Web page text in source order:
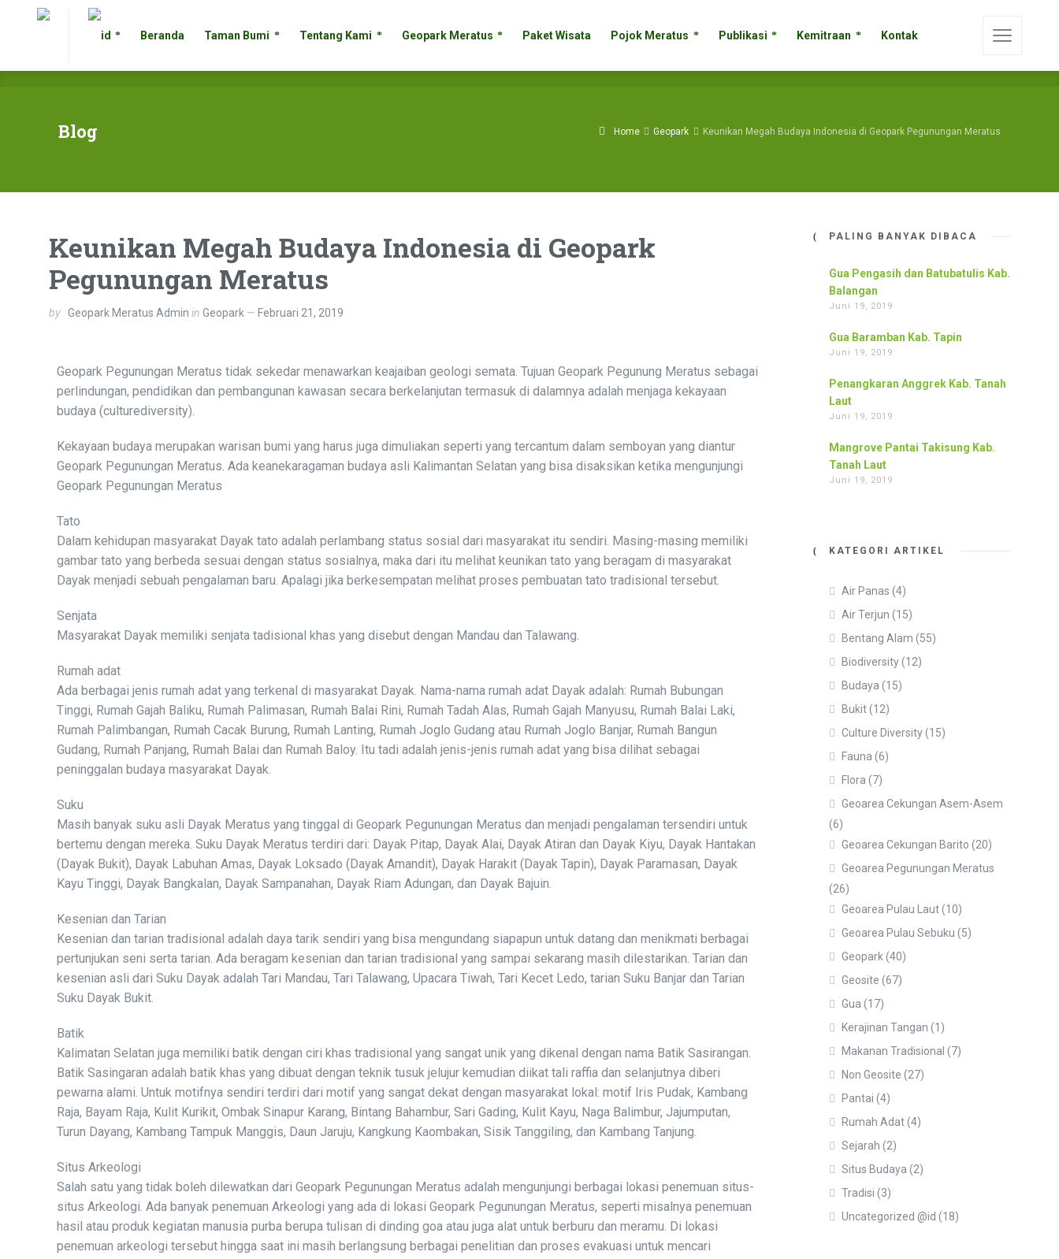
Beranda Taman Bumi Tentang Kami Geopark Meratus Paket Wisata Pojok Meratus Publikasi Kemitraan Kontak
Blog Home Geopark Keunikan Megah Budaya Indonesia di Geopark Pegunungan Meratus
Keunikan Megah Budaya Indonesia di Geopark
Pegunungan Meratus
by Geopark Meratus Admin in Geopark Februari 21, 2019
Geopark Pegunungan Meratus tidak sekedar menawarkan keajaiban geologi semata. Tujuan Geopark Pegunung Meratus sebagai
perlindungan, pendidikan dan pembangunan kawasan secara berkelanjutan termasuk di dalamnya adalah menjaga kekayaan
budaya (culturediversity).
Kekayaan budaya merupakan warisan bumi yang harus juga dimuliakan seperti yang tercantum dalam semboyan yang diantur
Geopark Pegunungan Meratus. Ada keanekaragaman budaya asli Kalimantan Selatan yang bisa disaksikan ketika mengunjungi
Geopark Pegunungan Meratus
Tato
Dalam kehidupan masyarakat Dayak tato adalah perlambang status sosial dari masyarakat itu sendiri. Masing-masing memiliki
gambar tato yang berbeda sesuai dengan status sosialnya, maka dari itu melihat keunikan tato yang beragam di masyarakat
Dayak menjadi sebuah pengalaman baru. Apalagi jika berkesempatan melihat proses pembuatan tato tradisional tersebut.
Senjata
Masyarakat Dayak memiliki senjata tadisional khas yang disebut dengan Mandau dan Talawang.
Rumah adat
Ada berbagai jenis rumah adat yang terkenal di masyarakat Dayak. Nama-nama rumah adat Dayak adalah: Rumah Bubungan
Tinggi, Rumah Gajah Baliku, Rumah Palimasan, Rumah Balai Rini, Rumah Tadah Alas, Rumah Gajah Manyusu, Rumah Balai Laki,
Rumah Palimbangan, Rumah Cacak Burung, Rumah Lanting, Rumah Joglo Gudang atau Rumah Joglo Banjar, Rumah Bangun
Gudang, Rumah Panjang, Rumah Balai dan Rumah Baloy. Itu tadi adalah jenis-jenis rumah adat yang bisa dilihat sebagai
peninggalan budaya masyarakat Dayak.
Suku
Masih banyak suku asli Dayak Meratus yang tinggal di Geopark Pegunungan Meratus dan menjadi pengalaman tersendiri untuk
bertemu dengan mereka. Suku Dayak Meratus terdiri dari: Dayak Pitap, Dayak Alai, Dayak Atiran dan Dayak Kiyu, Dayak Hantakan
(Dayak Bukit), Dayak Labuhan Amas, Dayak Loksado (Dayak Amandit), Dayak Harakit (Dayak Tapin), Dayak Paramasan, Dayak
Kayu Tinggi, Dayak Bangkalan, Dayak Sampanahan, Dayak Riam Adungan, dan Dayak Bajuin.
Kesenian dan Tarian
Kesenian dan tarian tradisional adalah daya tarik sendiri yang bisa mengundang siapapun untuk datang dan menikmati berbagai
pertunjukan seni serta tarian. Ada beragam kesenian dan tarian tradisional yang sampai sekarang masih dilestarikan. Tarian dan
kesenian asli dari Suku Dayak adalah Tari Mandau, Tari Talawang, Upacara Tiwah, Tari Kecet Ledo, tarian Suku Banjar dan Tarian
Suku Dayak Bukit.
Batik
Kalimatan Selatan juga memiliki batik dengan ciri khas tradisional yang sangat unik yang dikenal dengan nama Batik Sasirangan.
Batik Sasingaran adalah batik khas yang dibuat dengan teknik tusuk jelujur kemudian diikat tali raffia dan selanjutnya diberi
pewarna alami. Untuk motifnya sendiri terdiri dari motif yang sangat dekat dengan masyarakat lokal: motif Iris Pudak, Kambang
Raja, Bayam Raja, Kulit Kurikit, Ombak Sinapur Karang, Bintang Bahambur, Sari Gading, Kulit Kayu, Naga Balimbur, Jajumputan,
Turun Dayang, Kambang Tampuk Manggis, Daun Jaruju, Kangkung Kaombakan, Sisik Tanggiling, dan Kambang Tanjung.
Situs Arkeologi
Salah satu yang tidak boleh dilewatkan dari Geopark Pegunungan Meratus adalah mengunjungi berbagai lokasi penemuan situs-
situs Arkeologi. Ada banyak penemuan Arkeologi yang ada di lokasi Geopark Pegunungan Meratus, seperti misalnya penemuan
hasil atau produk kegiatan manusia purba berupa tulisan di dinding goa atau juga alat untuk berburu dan meramu. Di lokasi
penemuan arkeologi tersebut hingga saat ini masih berlangsung berbagai penelitian dan proses evakuasi untuk mencari
PALING BANYAK DIBACA
Gua Pengasih dan Batubatulis Kab.
Balangan
Juni 19, 2019
Gua Baramban Kab. Tapin
Juni 19, 2019
Penangkaran Anggrek Kab. Tanah
Laut
Juni 19, 2019
Mangrove Pantai Takisung Kab.
Tanah Laut
Juni 19, 2019
KATEGORI ARTIKEL
Air Panas (4)
Air Terjun (15)
Bentang Alam (55)
Biodiversity(12)
Budaya (15)
Bukit(12)
Culture Diversity(15)
Fauna (6)
Flora (7)
Geoarea Cekungan Asem-Asem
(6)
Geoarea Cekungan Barito (20)
Geoarea Pegunungan Meratus
(26)
Geoarea Pulau Laut(10)
Geoarea Pulau Sebuku (5)
Geopark (40)
Geosite (67)
Gua (17)
Kerajinan Tangan (1)
Makanan Tradisional (7)
Non Geosite (27)
Pantai (4)
Rumah Adat(4)
Sejarah (2)
Situs Budaya (2)
Tradisi (3)
Uncategorized @id (18)